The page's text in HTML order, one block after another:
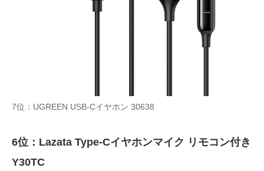
7位：UGREEN USB-Cイヤホン 30638
6位：Lazata Type-Cイヤホンマイク リモコン付き
Y30TC